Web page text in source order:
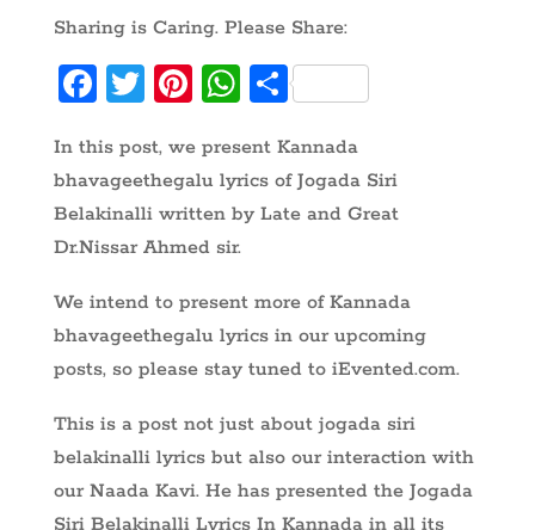
Sharing is Caring. Please Share:
Fa
b
oo
k
T
itt
er
Pi
er
es
t
W
ts
A
p
S
re
In this post, we present Kannada
bhavageethegalu lyrics of Jogada Siri
Belakinalli written by Late and Great
Dr.Nissar Ahmed sir.
We intend to present more of Kannada
bhavageethegalu lyrics in our upcoming
posts, so please stay tuned to iEvented.com.
This is a post not just about jogada siri
belakinalli lyrics but also our interaction with
our Naada Kavi. He has presented the Jogada
Siri Belakinalli Lyrics In Kannada in all its